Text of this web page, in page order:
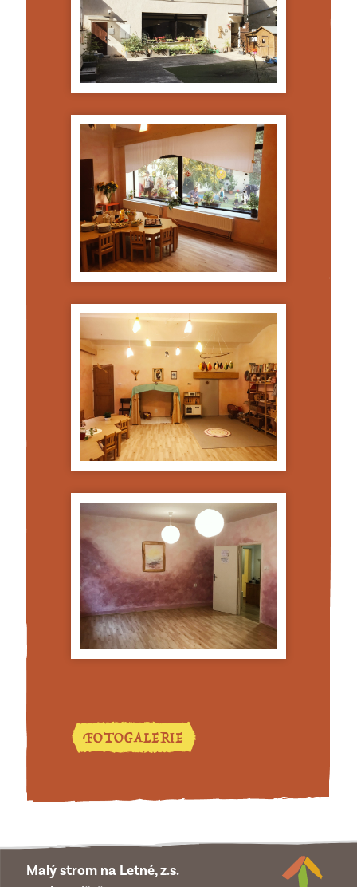
FOTOGALERIE
Malý strom na Letné, z.s.